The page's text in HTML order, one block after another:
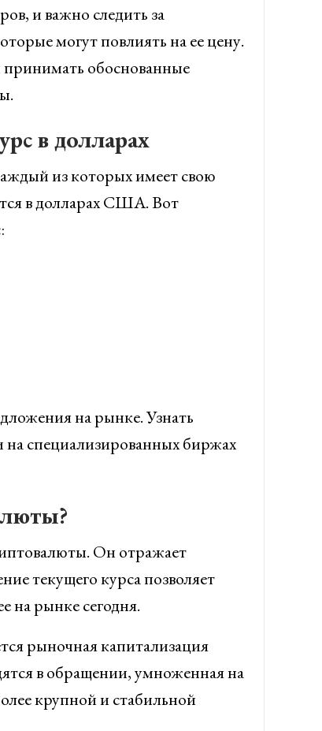
и важно следить за
могут повлиять на ее цену.
обоснованные
в долларах
из которых имеет свою
в долларах США. Вот
на рынке. Узнать
специализированных биржах
Он отражает
текущего курса позволяет
на рынке сегодня.
рыночная капитализация
в обращении, умноженная на
крупной и стабильной